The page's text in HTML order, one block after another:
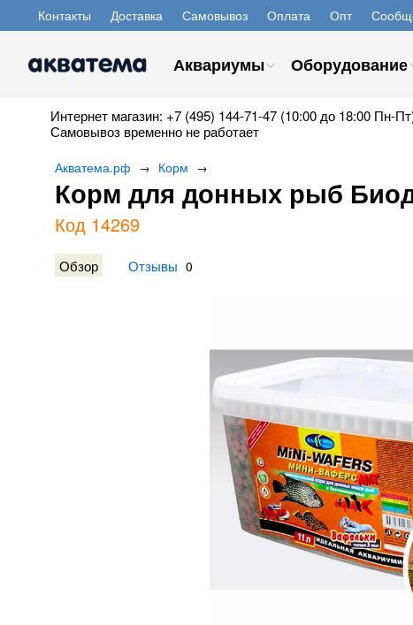
Контакты Доставка Самовывоз Оплата Опт
Аквариумы Оборудование
Интернет магазин: +7 (495) 144-71-47 (10:00 до 18:00 Пн-
Самовывоз временно не работает
Акватема.рф → Корм →
Корм для донных рыб
Код 14269
Обзор Отзывы 0